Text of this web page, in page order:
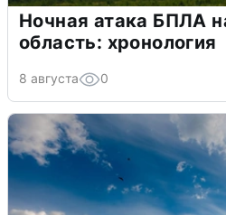
Ночная атака БПЛА
область: хронология
8 августа 0